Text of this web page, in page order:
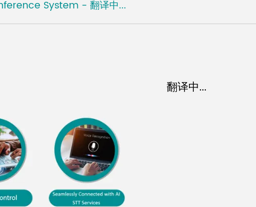
System - 翻译中...
翻译中...